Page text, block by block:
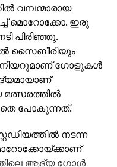
വമ്പന്മാരായ
മൊറോക്കോ. ഇരു
പിരിഞ്ഞു.
സൈബീരിയും
ഗോളുകള്‍
പോകുന്നത്.
നടന്ന
ആദ്യ ഗോള്‍